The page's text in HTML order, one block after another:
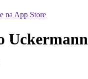
na App Store
Uckermann